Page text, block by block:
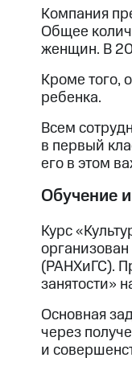
Компания
Общее
женщин. В
Кроме того,
ребенка.
Всем
в первый
его в этом
Обучение
Курс
(РАНХиГС).
занятости»
Основная
через
и